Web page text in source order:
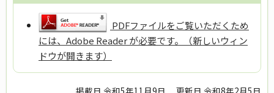
PDFファイルをご覧いただくため
には、Adobe Reader が必要です。（新しいウィン
ドウが開きます）
掲載日 令和5年11月9日 更新日 令和8年2月5日